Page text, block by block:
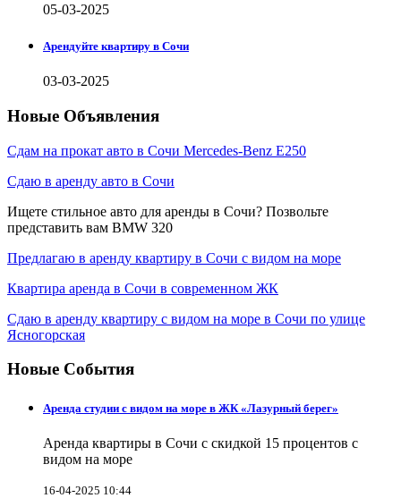
05-03-2025
Арендуйте квартиру в Сочи
03-03-2025
Новые Объявления
Сдам на прокат авто в Сочи Mercedes-Benz E250
Сдаю в аренду авто в Сочи
Ищете стильное авто для аренды в Сочи? Позвольте
представить вам BMW 320
Предлагаю в аренду квартиру в Сочи с видом на море
Квартира аренда в Сочи в современном ЖК
Сдаю в аренду квартиру с видом на море в Сочи по улице
Ясногорская
Новые События
Аренда студии с видом на море в ЖК «Лазурный берег»
Аренда квартиры в Сочи с скидкой 15 процентов с
видом на море
16-04-2025 10:44